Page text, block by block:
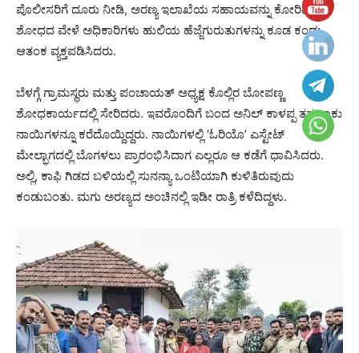
ಪೊಲೀಸರಿಗೆ ದೂರು ನೀಡಿ, ಅರಣ್ಯ ಇಲಾಖೆಯ ಸಹಾಯವನ್ನು ಕೋರಿದರು.
ಶೋಧದ ವೇಳೆ ಅಧಿಕಾರಿಗಳು ಹುಲಿಯ ಹೆಜ್ಜೆಗುರುತುಗಳನ್ನು ಕೂಡ ಕಂಡು
ಆತಂಕ ವ್ಯಕ್ತಪಡಿಸಿದರು.
ಬೆಳಗ್ಗೆ ಗ್ರಾಮಸ್ಥರು ಮತ್ತು ಪಂಚಾಯತ್ ಅಧ್ಯಕ್ಷ ಕೊಲ್ಲಿರ ಬೋಪಣ್ಣ
ಶೋಧಕಾರ್ಯದಲ್ಲಿ ಸೇರಿದರು. ಇವರೊಂದಿಗೆ ಬಂದ ಅನಿಲ್ ಕಾಳಪ್ಪ ತನ್ನ ಸಾಕು
ನಾಯಿಗಳನ್ನೂ ಕರೆದೊಯ್ದಿದ್ದರು. ನಾಯಿಗಳಲ್ಲಿ ‘ಓರಿಯೊ’ ಎಸ್ಟೇಟ್
ಮೇಲ್ಭಾಗದಲ್ಲಿ ಬೊಗಳಲು ಪ್ರಾರಂಭಿಸಿದಾಗ ಎಲ್ಲರೂ ಆ ಕಡೆಗೆ ಧಾವಿಸಿದರು.
ಅಲ್ಲಿ, ಕಾಫಿ ಗಿಡದ ಬಳಿಯಲ್ಲಿ ಸುನನ್ಯಾ ಒಂಟಿಯಾಗಿ ಕುಳಿತಿರುವುದು
ಕಂಡುಬಂತು. ಮಗು ಅರಣ್ಯದ ಅಂಚಿನಲ್ಲಿ ಇಡೀ ರಾತ್ರಿ ಕಳೆದಿದ್ದಳು.